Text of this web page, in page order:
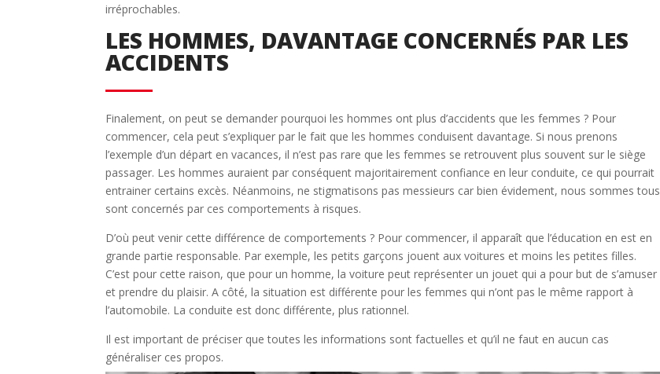
irréprochables.
LES HOMMES, DAVANTAGE CONCERNÉS PAR LES
ACCIDENTS
Finalement, on peut se demander pourquoi les hommes ont plus d’accidents que les femmes ? Pour
commencer, cela peut s’expliquer par le fait que les hommes conduisent davantage. Si nous prenons
l’exemple d’un départ en vacances, il n’est pas rare que les femmes se retrouvent plus souvent sur le siège
passager. Les hommes auraient par conséquent majoritairement confiance en leur conduite, ce qui pourrait
entrainer certains excès. Néanmoins, ne stigmatisons pas messieurs car bien évidement, nous sommes tous
sont concernés par ces comportements à risques.
D’où peut venir cette différence de comportements ? Pour commencer, il apparaît que l’éducation en est en
grande partie responsable. Par exemple, les petits garçons jouent aux voitures et moins les petites filles.
C’est pour cette raison, que pour un homme, la voiture peut représenter un jouet qui a pour but de s’amuser
et prendre du plaisir. A côté, la situation est différente pour les femmes qui n’ont pas le même rapport à
l’automobile. La conduite est donc différente, plus rationnel.
Il est important de préciser que toutes les informations sont factuelles et qu’il ne faut en aucun cas
généraliser ces propos.